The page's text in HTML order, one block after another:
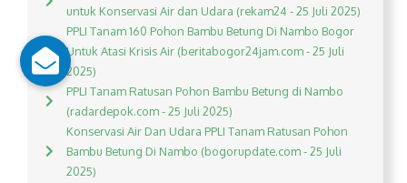
untuk Konservasi Air dan Udara (rekam24 - 25 Juli 2025)
PPLI Tanam 160 Pohon Bambu Betung Di Nambo Bogor
Untuk Atasi Krisis Air (beritabogor24jam.com - 25 Juli
2025)
PPLI Tanam Ratusan Pohon Bambu Betung di Nambo
(radardepok.com - 25 Juli 2025)
Konservasi Air Dan Udara PPLI Tanam Ratusan Pohon
Bambu Betung Di Nambo (bogorupdate.com - 25 Juli
2025)